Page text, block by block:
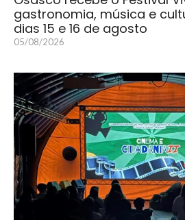
gastronomia, música e
dias 15 e 16 de agosto
05/08/2026